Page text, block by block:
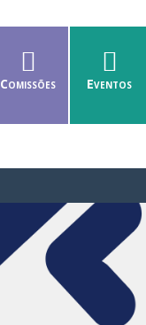
Comissões Eventos